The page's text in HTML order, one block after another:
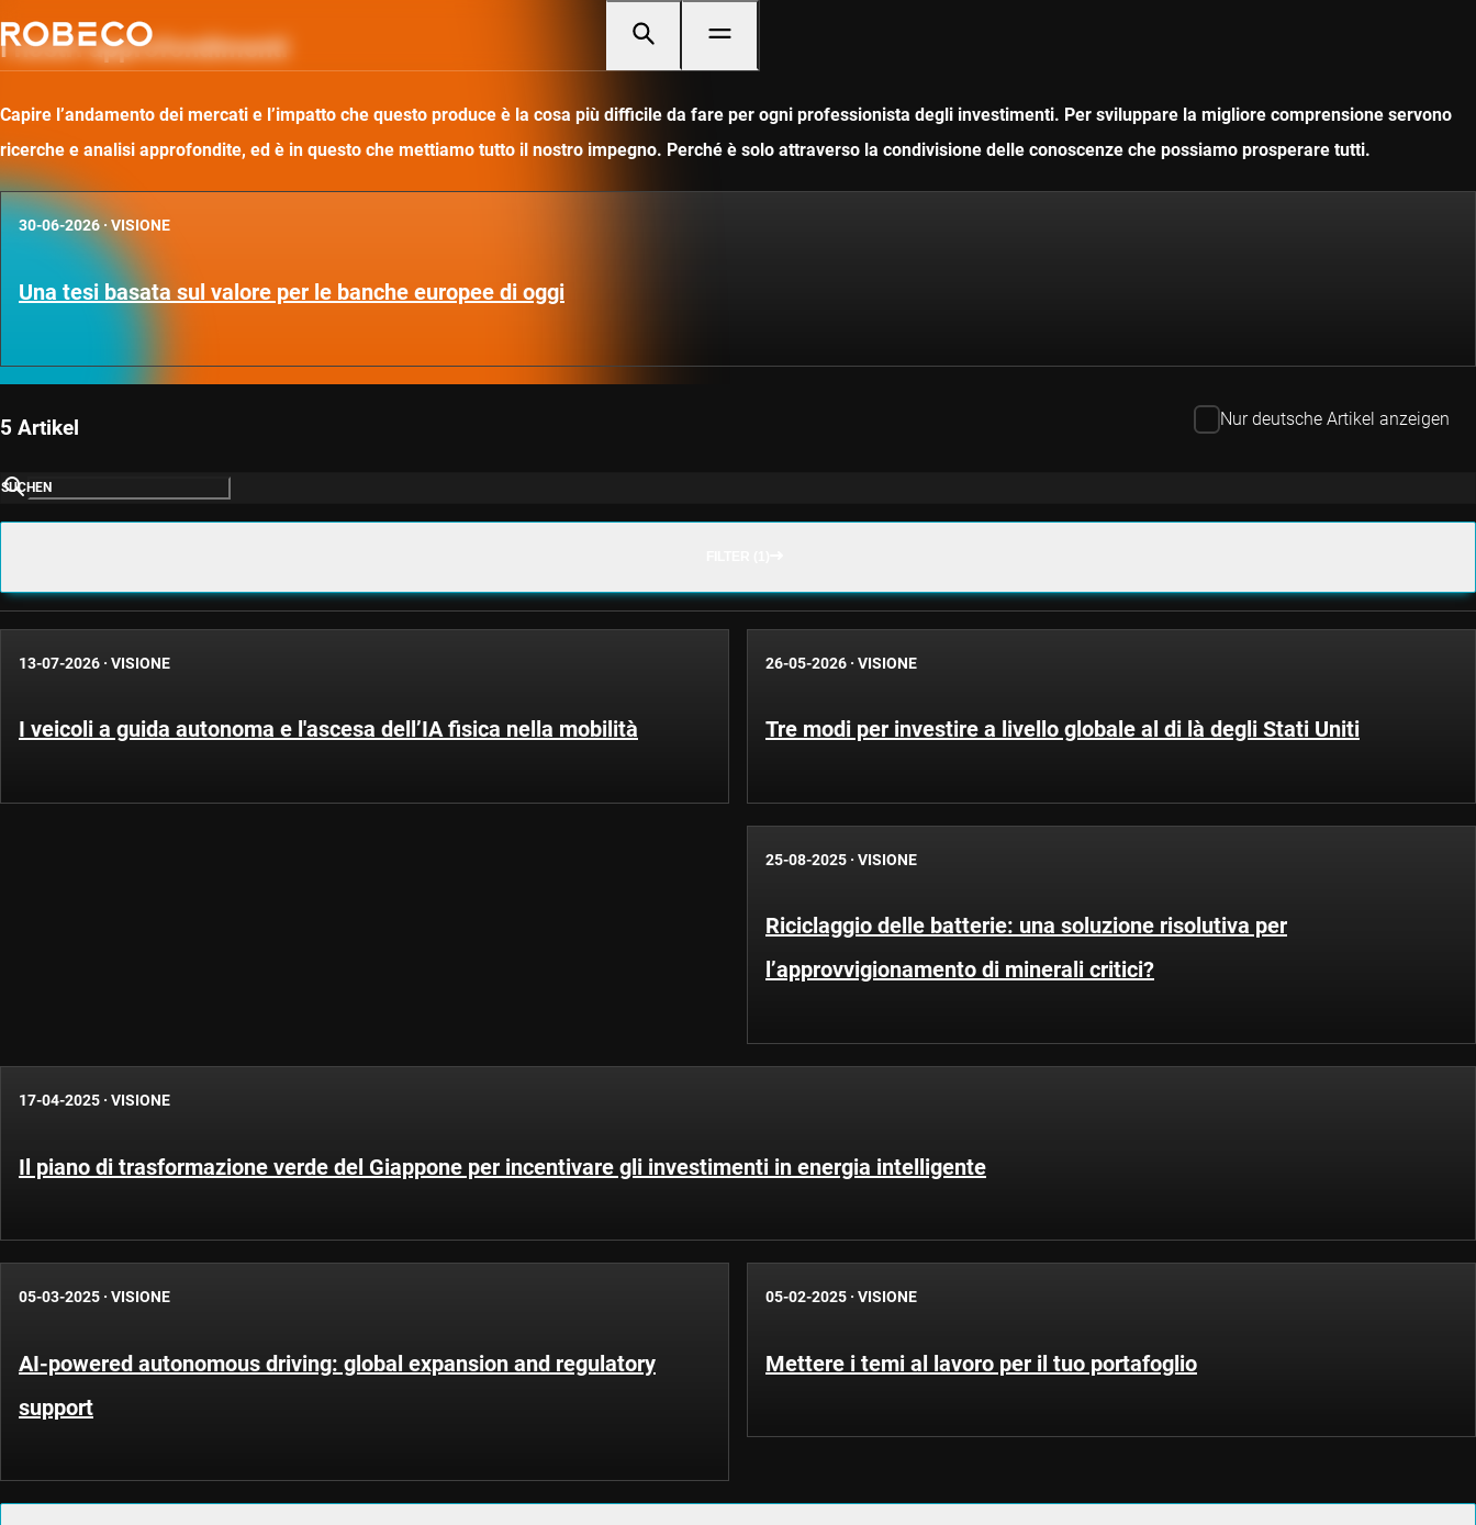
I nostri approfondimenti
Capire l’andamento dei mercati e l’impatto che questo produce è la cosa più difficile da fare per ogni professionista degli investimenti. Per sviluppare la migliore comprensione servono
ricerche e analisi approfondite, ed è in questo che mettiamo tutto il nostro impegno. Perché è solo attraverso la condivisione delle conoscenze che possiamo prosperare tutti.
30-06-2026·VISIONE
Una tesi basata sul valore per le banche europee di oggi
5 Artikel Nur deutsche Artikel anzeigen
SUCHEN
13-07-2026 · VISIONE
I veicoli a guida autonoma e l'ascesa dell’IA fisica nella mobilità
26-05-2026 · VISIONE
Tre modi per investire a livello globale al di là degli Stati Uniti
25-08-2025 · VISIONE
Riciclaggio delle batterie: una soluzione risolutiva per
l’approvvigionamento di minerali critici?
17-04-2025 · VISIONE
Il piano di trasformazione verde del Giappone per incentivare gli investimenti in energia intelligente
05-03-2025 · VISIONE
AI-powered autonomous driving: global expansion and regulatory
support
05-02-2025 · VISIONE
Mettere i temi al lavoro per il tuo portafoglio